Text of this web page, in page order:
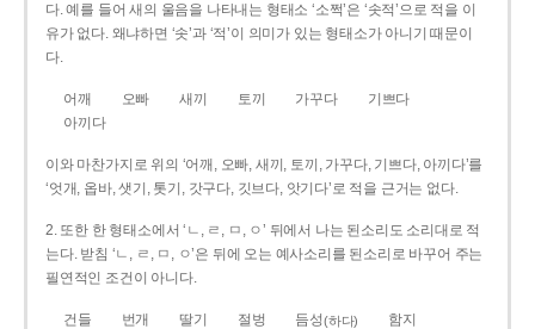
다. 예를 들어 새의 울음을 나타내는 형태소 ‘소쩍’은 ‘솟적’으로 적을 이
유가 없다. 왜냐하면 ‘솟’과 ‘적’이 의미가 있는 형태소가 아니기 때문이
다.
어깨 오빠 새끼 토끼 가꾸다
기쁘다
아끼다
이와 마찬가지로 위의 ‘어깨, 오빠, 새끼, 토끼, 가꾸다, 기쁘다, 아끼다’를
‘엇개, 옵바, 샛기, 톳기, 갓구다, 깃브다, 앗기다’로 적을 근거는 없다.
2. 또한 한 형태소에서 ‘ㄴ, ㄹ, ㅁ, ㅇ’ 뒤에서 나는 된소리도 소리대로 적
는다. 받침 ‘ㄴ, ㄹ, ㅁ, ㅇ’은 뒤에 오는 예사소리를 된소리로 바꾸어 주는
필연적인 조건이 아니다.
건들 번개 딸기 절벙 듬성(하다)
함지